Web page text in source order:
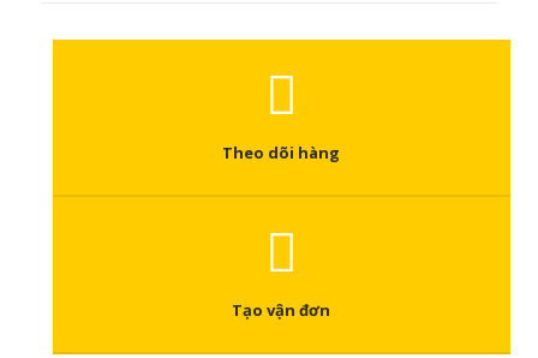
Theo dõi hàng
Tạo vận đơn